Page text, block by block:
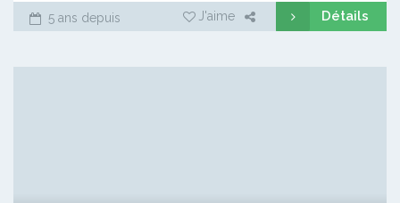
5 ans depuis J'aime Détails